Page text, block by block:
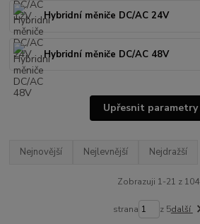
Hybridní měniče DC/AC 24V
Hybridní měniče DC/AC 48V
Upřesnit parametry
Nejnovější Nejlevnější Nejdražší
Zobrazuji 1-21 z 104
strana z 5další